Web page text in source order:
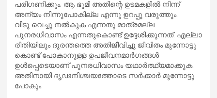
പരിഗണിക്കും. ആ ഭൂമി അതിന്റെ ഉടമകളില്‍ നിന്ന്
അന്യം നിന്നുപോകില്ല എന്നു ഉറപ്പു വരുത്തും.
വീടു വെച്ചു നല്‍കുക എന്നതു മാത്രമല്ല
പുനരധിവാസം എന്നതുകൊണ്ട് ഉദ്ദേശിക്കുന്നത്. എല്ലാ
രീതിയിലും ദുരന്തത്തെ അതിജീവിച്ചു ജീവിതം മുന്നോട്ടു
കൊണ്ട് പോകാനുള്ള ഉപജീവനമാര്‍ഗങ്ങള്‍
ഉള്‍പ്പെടെയാണ് പുനരധിവാസം യഥാര്‍ത്ഥ്യമാക്കുക.
അതിനായി ദൃഢനിശ്ചയത്തോടെ സർക്കാർ മുന്നോട്ടു
പോകും.